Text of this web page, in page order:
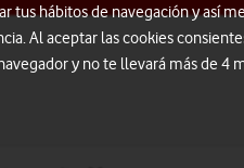
tus hábitos de navegación y así
Al aceptar las cookies
y no te llevará más de 4